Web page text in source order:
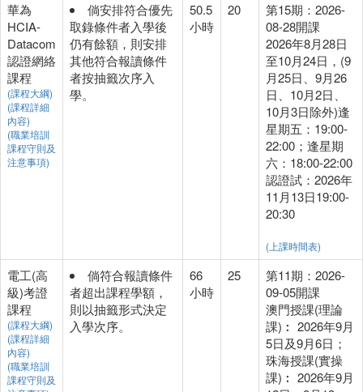
華為
HCIA-
Datacom
認證網絡
課程
(課程大綱)
(課程詳細
內容)
(職業培訓
課程守則及
注意事項)
倘安排符合優先
取錄條件者入學後
仍有餘額，則安排
其他符合報讀條件
者按抽籤次序入
學。
50.5
小時
20
第15期：2026-
08-28開課
2026年8月28日
至10月24日，(9
月25日、9月26
日、10月2日、
10月3日除外)逢
星期五：19:00-
22:00；逢星期
六：18:00-22:00
認證試：2026年
11月13日19:00-
20:30
(上課時間表)
電工(高
級)考證
課程
(課程大綱)
(課程詳細
內容)
(職業培訓
課程守則及
倘符合報讀條件
者超出課程學額，
則以抽籤形式決定
入學次序。
66
小時
25
第11期：2026-
09-05開課
澳門授課(理論
課)︰ 2026年9月
5日及9月6日；
珠海授課(實操
課)︰ 2026年9月